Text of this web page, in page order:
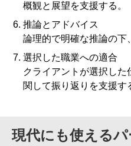
概観と展望を支援する。
推論とアドバイス
論理的で明確な推論の下
選択した職業への適合
クライアントが選択した
関して振り返りを支援す
現代にも使える